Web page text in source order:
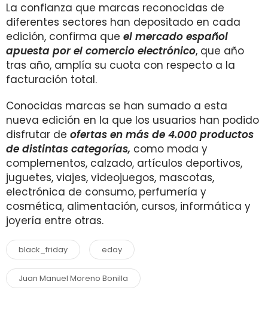
La confianza que marcas reconocidas de
diferentes sectores han depositado en cada
edición, confirma que el mercado español
apuesta por el comercio electrónico, que año
tras año, amplía su cuota con respecto a la
facturación total.
Conocidas marcas se han sumado a esta
nueva edición en la que los usuarios han podido
disfrutar de ofertas en más de 4.000 productos
de distintas categorías, como moda y
complementos, calzado, artículos deportivos,
juguetes, viajes, videojuegos, mascotas,
electrónica de consumo, perfumería y
cosmética, alimentación, cursos, informática y
joyería entre otras.
black_friday eday
Juan Manuel Moreno Bonilla